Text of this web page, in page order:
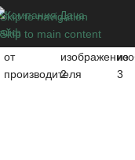
Skip to navigation
Skip to main content